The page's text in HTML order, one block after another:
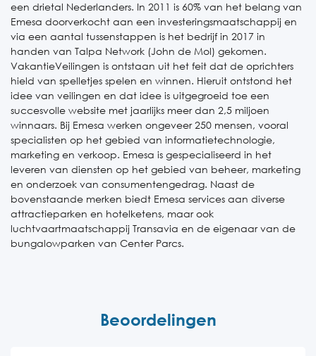
een drietal Nederlanders. In 2011 is 60% van het belang van
Emesa doorverkocht aan een investeringsmaatschappij en
via een aantal tussenstappen is het bedrijf in 2017 in
handen van Talpa Network (John de Mol) gekomen.
VakantieVeilingen is ontstaan uit het feit dat de oprichters
hield van spelletjes spelen en winnen. Hieruit ontstond het
idee van veilingen en dat idee is uitgegroeid toe een
succesvolle website met jaarlijks meer dan 2,5 miljoen
winnaars. Bij Emesa werken ongeveer 250 mensen, vooral
specialisten op het gebied van informatietechnologie,
marketing en verkoop. Emesa is gespecialiseerd in het
leveren van diensten op het gebied van beheer, marketing
en onderzoek van consumentengedrag. Naast de
bovenstaande merken biedt Emesa services aan diverse
attractieparken en hotelketens, maar ook
luchtvaartmaatschappij Transavia en de eigenaar van de
bungalowparken van Center Parcs.
Beoordelingen